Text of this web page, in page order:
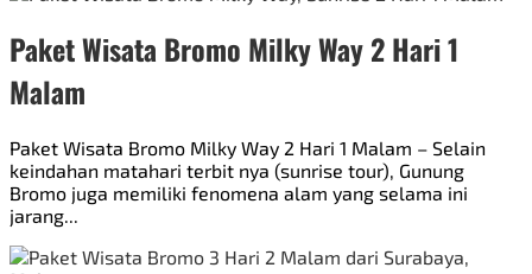
Paket Wisata Bromo Milky Way 2 Hari 1
Malam
Paket Wisata Bromo Milky Way 2 Hari 1 Malam – Selain
keindahan matahari terbit nya (sunrise tour), Gunung
Bromo juga memiliki fenomena alam yang selama ini
jarang...